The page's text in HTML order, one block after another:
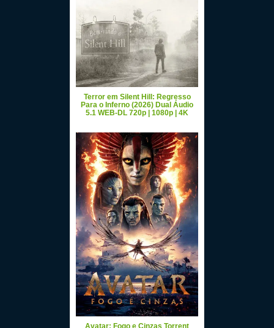
Terror em Silent Hill: Regresso
Para o Inferno (2026) Dual Áudio
5.1 WEB-DL 720p | 1080p | 4K
Avatar: Fogo e Cinzas Torrent